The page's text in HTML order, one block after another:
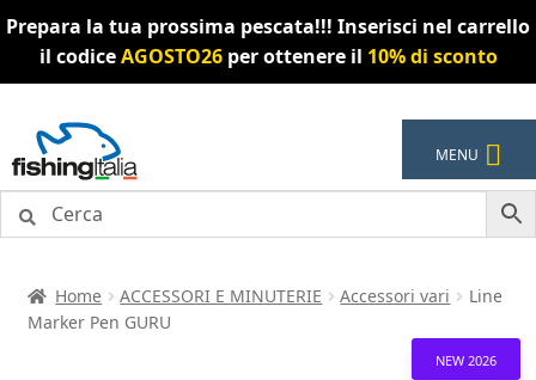
Prepara la tua prossima pescata!!! Inserisci nel carrello
il codiceAGOSTO26per ottenere il 10% di sconto
alla
navigazione
al
contenuto
MENU
Home ACCESSORI E MINUTERIE Accessori vari
Line
Marker Pen GURU
NEW 2026